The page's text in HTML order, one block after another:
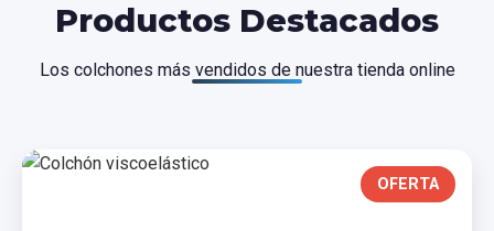
Productos Destacados
Los colchones más vendidos de nuestra tienda online
OFERTA